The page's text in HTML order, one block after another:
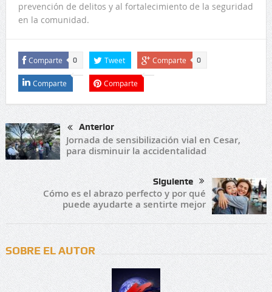
prevención de delitos y al fortalecimiento de la seguridad
en la comunidad.
Comparte 0 Tweet Comparte 0
Comparte Comparte
Anterior
Jornada de sensibilización vial en Cesar,
para disminuir la accidentalidad
Siguiente
Cómo es el abrazo perfecto y por qué
puede ayudarte a sentirte mejor
SOBRE EL AUTOR